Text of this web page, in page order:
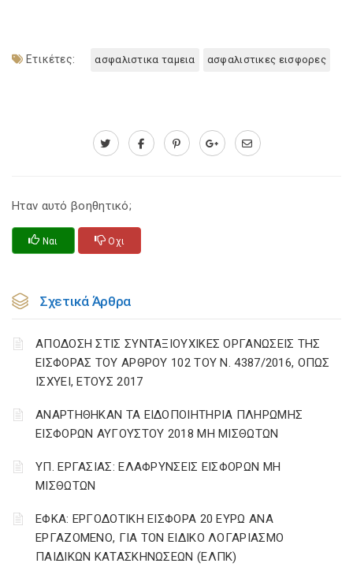
Ετικέτες: ασφαλιστικα ταμεια ασφαλιστικες εισφορες
Ηταν αυτό βοηθητικό;
Ναι Οχι
Σχετικά Άρθρα
ΑΠΟΔΟΣΗ ΣΤΙΣ ΣΥΝΤΑΞΙΟΥΧΙΚΕΣ ΟΡΓΑΝΩΣΕΙΣ ΤΗΣ
ΕΙΣΦΟΡΑΣ ΤΟΥ ΑΡΘΡΟΥ 102 ΤΟΥ Ν. 4387/2016, ΟΠΩΣ
ΙΣΧΥΕΙ, ΕΤΟΥΣ 2017
ΑΝΑΡΤΗΘΗΚΑΝ ΤΑ ΕΙΔΟΠΟΙΗΤΗΡΙΑ ΠΛΗΡΩΜΗΣ
ΕΙΣΦΟΡΩΝ ΑΥΓΟΥΣΤΟΥ 2018 ΜΗ ΜΙΣΘΩΤΩΝ
ΥΠ. ΕΡΓΑΣΙΑΣ: ΕΛΑΦΡΥΝΣΕΙΣ ΕΙΣΦΟΡΩΝ ΜΗ
ΜΙΣΘΩΤΩΝ
ΕΦΚΑ: ΕΡΓΟΔΟΤΙΚΗ ΕΙΣΦΟΡΑ 20 ΕΥΡΩ ΑΝΑ
ΕΡΓΑΖΟΜΕΝΟ, ΓΙΑ ΤΟΝ ΕΙΔΙΚΟ ΛΟΓΑΡΙΑΣΜΟ
ΠΑΙΔΙΚΩΝ ΚΑΤΑΣΚΗΝΩΣΕΩΝ (ΕΛΠΚ)